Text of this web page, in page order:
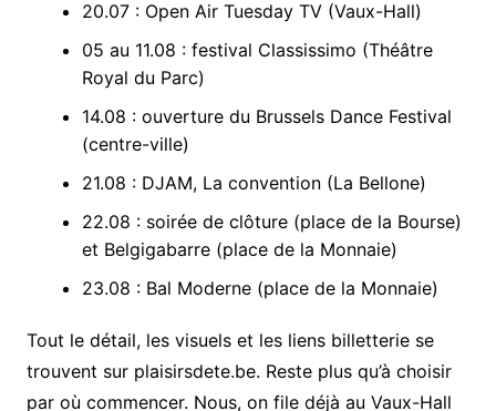
20.07 : Open Air Tuesday TV (Vaux-Hall)
05 au 11.08 : festival Classissimo (Théâtre
Royal du Parc)
14.08 : ouverture du Brussels Dance Festival
(centre-ville)
21.08 : DJAM, La convention (La Bellone)
22.08 : soirée de clôture (place de la Bourse)
et Belgigabarre (place de la Monnaie)
23.08 : Bal Moderne (place de la Monnaie)
Tout le détail, les visuels et les liens billetterie se
trouvent sur plaisirsdete.be. Reste plus qu’à choisir
par où commencer. Nous, on file déjà au Vaux-Hall